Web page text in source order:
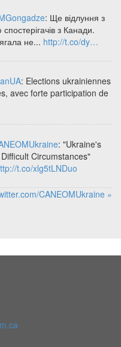
: Ще відлуння з
з Канади.
не... http://t.co/dy…
: Elections ukrainiennes
avec forte participation de
: "Ukraine's
Circumstances"
t.co/xlg5tLNDuo
CANEOMUkraine »